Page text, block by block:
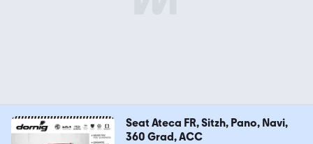
Seat Ateca FR, Sitzh, Pano, Navi,
360 Grad, ACC